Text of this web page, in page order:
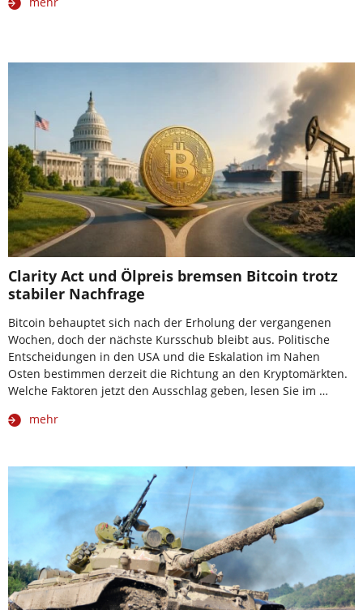
Clarity Act und Ölpreis bremsen Bitcoin trotz
stabiler Nachfrage
Bitcoin behauptet sich nach der Erholung der vergangenen
Wochen, doch der nächste Kursschub bleibt aus. Politische
Entscheidungen in den USA und die Eskalation im Nahen
Osten bestimmen derzeit die Richtung an den Kryptomärkten.
Welche Faktoren jetzt den Ausschlag geben, lesen Sie im …
mehr